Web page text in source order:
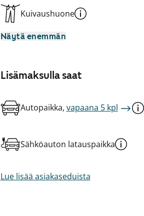
Kuivaushuone
Näytä enemmän
Lisämaksulla saat
Autopaikka, vapaana 5 kpl
Sähköauton latauspaikka
Lue lisää asiakaseduista